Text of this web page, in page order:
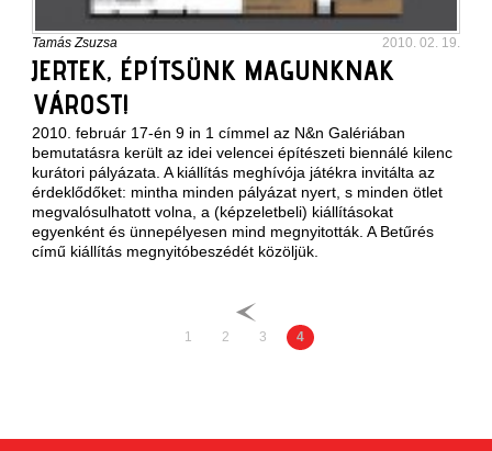
Tamás Zsuzsa 2010. 02. 19.
JERTEK, ÉPÍTSÜNK MAGUNKNAK
VÁROST!
2010. február 17-én 9 in 1 címmel az N&n Galériában
bemutatásra került az idei velencei építészeti biennálé kilenc
kurátori pályázata. A kiállítás meghívója játékra invitálta az
érdeklődőket: mintha minden pályázat nyert, s minden ötlet
megvalósulhatott volna, a (képzeletbeli) kiállításokat
egyenként és ünnepélyesen mind megnyitották. A Betűrés
című kiállítás megnyitóbeszédét közöljük.
1 2 3 4